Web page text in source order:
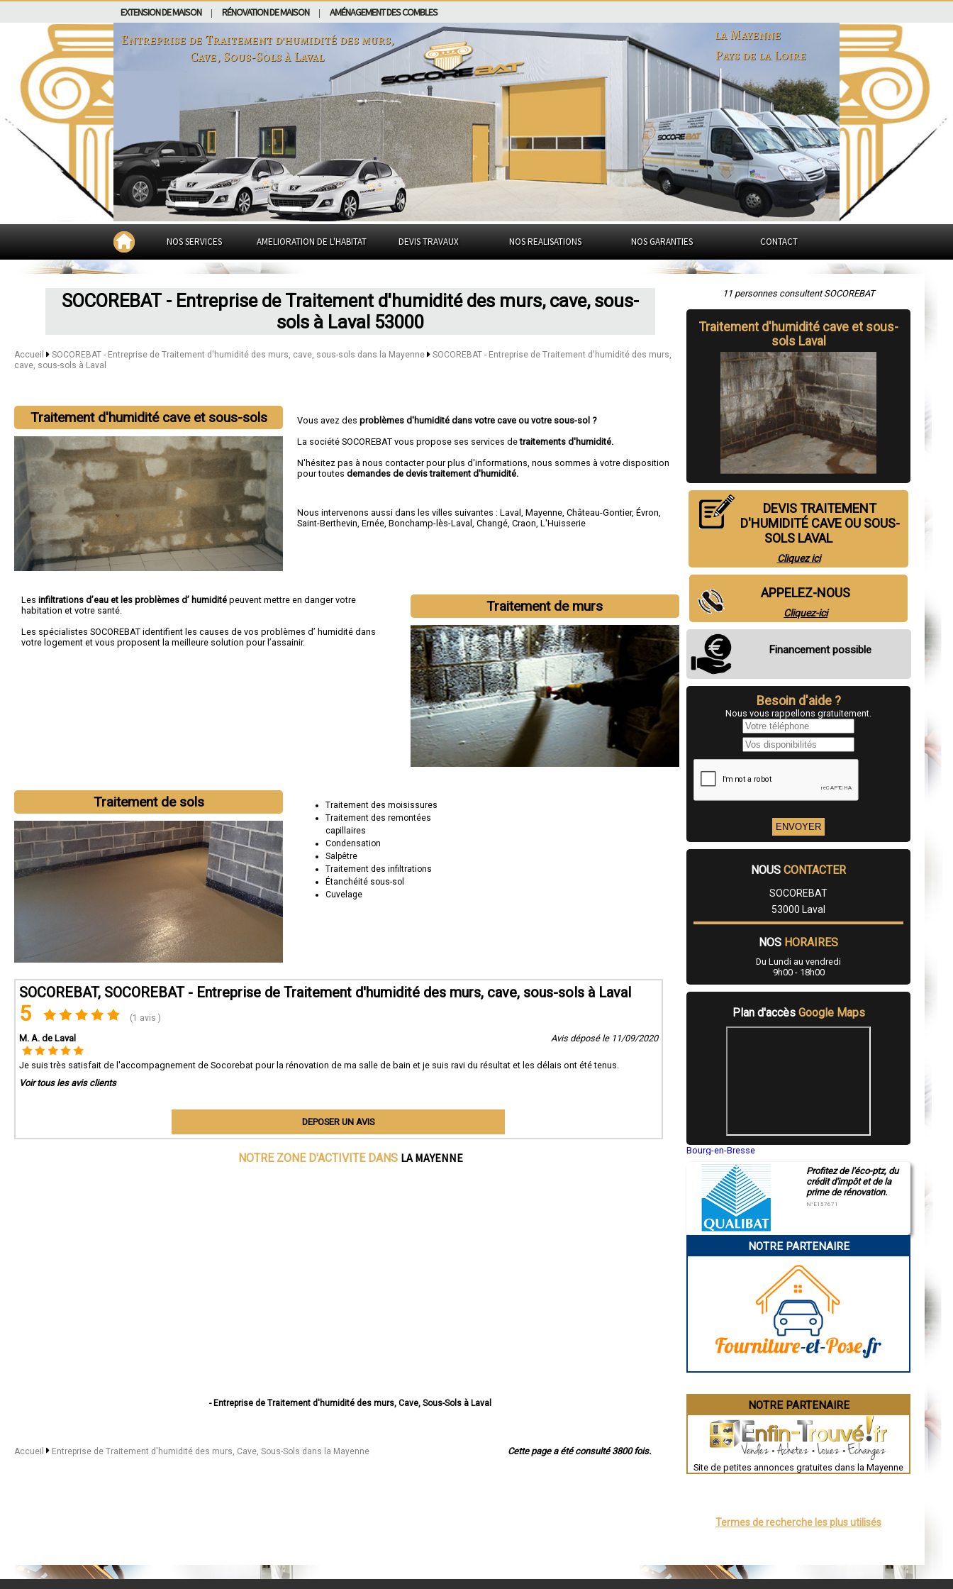
EXTENSION DE MAISON RÉNOVATION DE MAISON AMÉNAGEMENT DES COMBLES
Entreprise de Traitement d'humidité des murs,
Cave, Sous-Sols àLaval
la Mayenne
Pays de la Loire
NOS SERVICES AMELIORATION DE L'HABITAT DEVIS TRAVAUX NOS REALISATIONS NOS GARANTIES CONTACT
SOCOREBAT - Entreprise de Traitement d'humidité des murs, cave, sous-
sols à Laval 53000
Accueil SOCOREBAT - Entreprise de Traitement d'humidité des murs, cave, sous-sols dans la Mayenne
SOCOREBAT - Entreprise de Traitement d'humidité des murs,
cave, sous-sols à Laval
Traitement d'humidité cave et sous-sols Vous avez desproblèmes d'humidité dans votre cave ou votre sous-sol ?
La société SOCOREBAT vous propose ses services detraitements d'humidité.
N'hésitez pas à nous contacter pour plus d'informations, nous sommes à votre disposition
pour toutesdemandes de devis traitement d'humidité.
Nous intervenons aussi dans les villes suivantes :Laval,Mayenne,Château-Gontier,Évron,
Saint-Berthevin,Ernée,Bonchamp-lès-Laval,Changé,Craon,L'Huisserie
Traitement de murs
Les infiltrations d’eau et les problèmes d’ humidité peuvent mettre en danger votre
habitation et votre santé.
Les spécialistes SOCOREBAT identifient les causes de vos problèmes d’ humidité dans
votre logement et vous proposent la meilleure solution pour l’assainir.
Traitement de sols
Traitement des moisissures
Traitement des remontées
capillaires
Condensation
Salpêtre
Traitement des infiltrations
Étanchéité sous-sol
Cuvelage
SOCOREBAT, SOCOREBAT - Entreprise de Traitement d'humidité des murs, cave, sous-sols à Laval
5 (1 avis )
M. A. de Laval Avis déposé le 11/09/2020
Je suis très satisfait de l'accompagnement de Socorebat pour la rénovation de ma salle de bain et je suis ravi du résultat et les délais ont été tenus.
Voir tous les avis clients
DEPOSER UN AVIS
NOTRE ZONE D'ACTIVITE DANS LA MAYENNE
- Entreprise de Traitement d'humidité des murs, Cave, Sous-Sols à Laval
- Entreprise de Traitement d'humidité des murs, Cave, Sous-Sols à Saint-Berthevin
- Entreprise de Traitement d'humidité des murs, Cave, Sous-Sols à Cossé-le-Vivien
- Entreprise de Traitement d'humidité des murs, Cave, Sous-Sols à Ambrières-les-Vallées
Cette page a été consulté 3800 fois.
Accueil Entreprise de Traitement d'humidité des murs, Cave, Sous-Sols dans la Mayenne
11 personnes consultent SOCOREBAT
Traitement d'humidité cave et sous-
sols Laval
DEVIS TRAITEMENT
D'HUMIDITÉ CAVE OU SOUS-
SOLS LAVAL
Cliquez ici
APPELEZ-NOUS
Cliquez-ici
Financement possible
Besoin d'aide ?
Nous vous rappellons gratuitement.
NOUS CONTACTER
SOCOREBAT
53000 Laval
NOS HORAIRES
Du Lundi au vendredi
9h00 - 18h00
Plan d'accès Google Maps
Bourg-en-Bresse
Montluçon
Manosque
Gap
Charleville-Mézières
Pamiers
Narbonne
Brive-la-Gaillarde
Guéret
Besançon
Évreux
Chartres
Nîmes
Auch
Blois
Saint-Étienne
Profitez de l'éco-ptz, du
crédit d'impôt et de la
prime de rénovation.
N°E157671
NOTRE PARTENAIRE
NOTRE PARTENAIRE
Site de petites annonces gratuites dans la Mayenne
Termes de recherche les plus utilisés